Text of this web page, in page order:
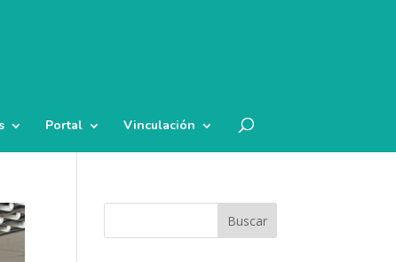
Portal Vinculación
Buscar